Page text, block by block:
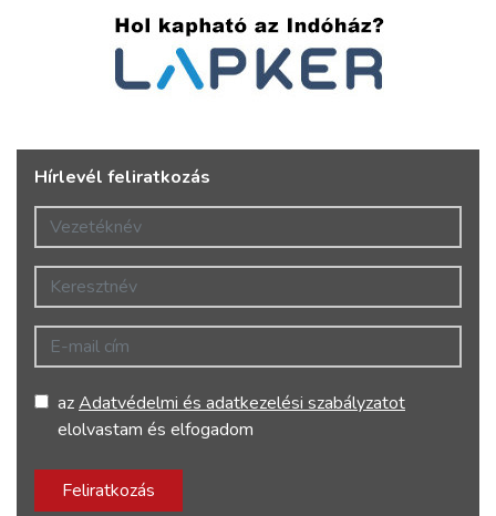
Hírlevél feliratkozás
Vezetéknév
Keresztnév
E-mail cím
azAdatvédelmi és adatkezelési szabályzatot
elolvastam és elfogadom
Feliratkozás